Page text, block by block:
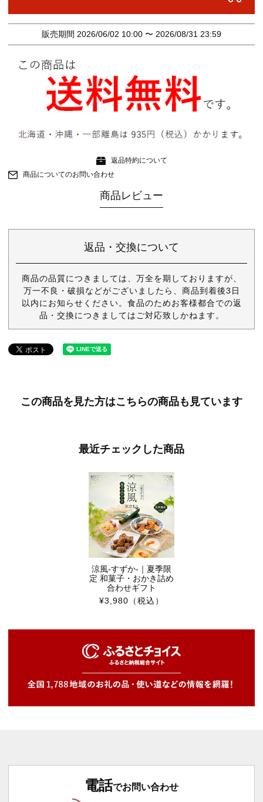
販売期間 2026/06/02 10:00 〜 2026/08/31 23:59
返品特約について
商品についてのお問い合わせ
商品レビュー
返品・交換について
商品の品質につきましては、万全を期しておりますが、
万一不良・破損などがございましたら、商品到着後3日
以内にお知らせください。食品のためお客様都合での返
品・交換につきましてはご対応致しかねます。
この商品を見た方はこちらの商品も見ています
最近チェックした商品
涼風-すずか-｜夏季限
定 和菓子・おかき詰め
合わせギフト
¥3,980 （税込）
電話でお問い合わせ